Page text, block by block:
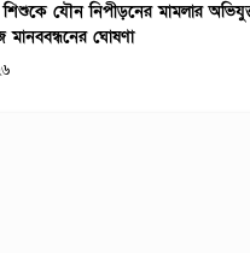
যৌন নিপীড়নের মামলার
ঘোষণা